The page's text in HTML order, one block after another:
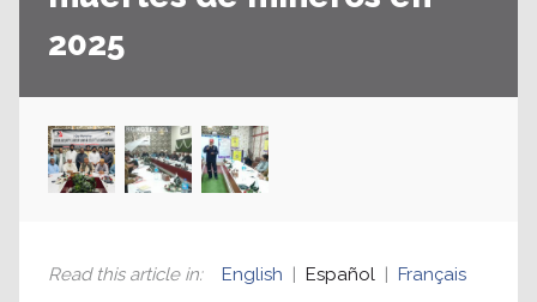
2025
Read this article in: English Español Français